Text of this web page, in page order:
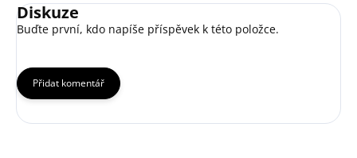
Diskuze
Buďte první, kdo napíše příspěvek k této položce.
Přidat komentář